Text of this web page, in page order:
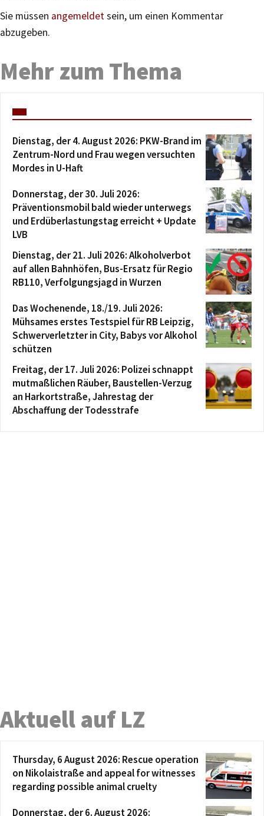
Sie müssen angemeldetsein, um einen Kommentar
abzugeben.
Mehr zum Thema
Dienstag, der 4. August 2026: PKW-Brand im
Zentrum-Nord und Frau wegen versuchten
Mordes in U-Haft
Donnerstag, der 30. Juli 2026:
Präventionsmobil bald wieder unterwegs
und Erdüberlastungstag erreicht + Update
LVB
Dienstag, der 21. Juli 2026: Alkoholverbot
auf allen Bahnhöfen, Bus-Ersatz für Regio
RB110, Verfolgungsjagd in Wurzen
Das Wochenende, 18./19. Juli 2026:
Mühsames erstes Testspiel für RB Leipzig,
Schwerverletzter in City, Babys vor Alkohol
schützen
Freitag, der 17. Juli 2026: Polizei schnappt
mutmaßlichen Räuber, Baustellen-Verzug
an Harkortstraße, Jahrestag der
Abschaffung der Todesstrafe
Aktuell auf LZ
Thursday, 6 August 2026: Rescue operation
on Nikolaistraße and appeal for witnesses
regarding possible animal cruelty
Donnerstag, der 6. August 2026: